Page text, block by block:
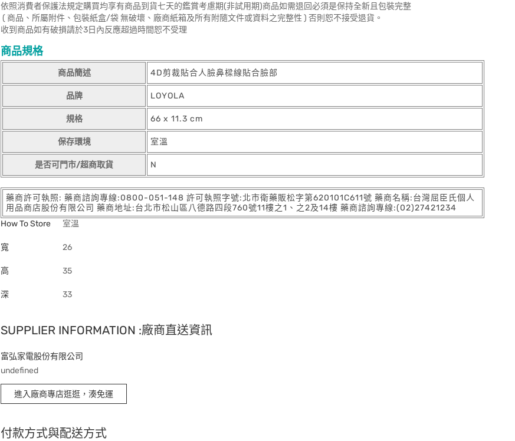
依照消費者保護法規定購買均享有商品到貨七天的鑑賞考慮期(非試用期)商品如需退回必須是保持全新且包裝完整
( 商品、所屬附件、包裝紙盒/袋 無破壞、廠商紙箱及所有附隨文件或資料之完整性 ) 否則恕不接受退貨。
收到商品如有破損請於3日內反應超過時間恕不受理
商品規格
商品簡述 4D剪裁貼合人臉鼻樑線貼合臉部
品牌 LOYOLA
規格 66 x 11.3 cm
保存環境 室溫
是否可門市/超商取貨 N
藥商許可執照: 藥商諮詢專線:0800-051-148 許可執照字號:北市衛藥販松字第620101C611號 藥商名稱:台灣屈臣氏個人
用品商店股份有限公司 藥商地址:台北市松山區八德路四段760號11樓之1、之2及14樓 藥商諮詢專線:(02)27421234
How To Store
室溫
寬 26
高 35
深 33
SUPPLIER INFORMATION :廠商直送資訊
富弘家電股份有限公司
undefined
進入廠商專店逛逛，湊免運
付款方式與配送方式